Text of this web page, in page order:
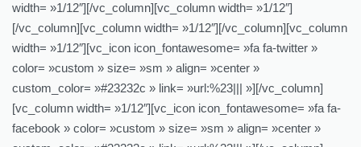
width= »1/12″][/vc_column][vc_column width= »1/12″]
[/vc_column][vc_column width= »1/12″][/vc_column][vc_column
width= »1/12″][vc_icon icon_fontawesome= »fa fa-twitter »
color= »custom » size= »sm » align= »center »
custom_color= »#23232c » link= »url:%23||| »][/vc_column]
[vc_column width= »1/12″][vc_icon icon_fontawesome= »fa fa-
facebook » color= »custom » size= »sm » align= »center »